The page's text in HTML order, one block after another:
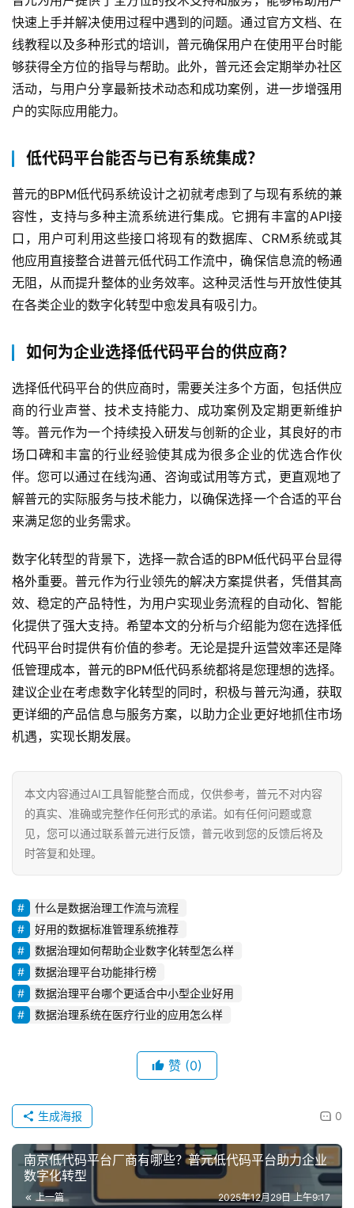
快速上手并解决使用过程中遇到的问题。通过官方文档、在
线教程以及多种形式的培训，普元确保用户在使用平台时能
够获得全方位的指导与帮助。此外，普元还会定期举办社区
活动，与用户分享最新技术动态和成功案例，进一步增强用
户的实际应用能力。
低代码平台能否与已有系统集成？
普元的BPM低代码系统设计之初就考虑到了与现有系统的兼
容性，支持与多种主流系统进行集成。它拥有丰富的API接
口，用户可利用这些接口将现有的数据库、CRM系统或其
他应用直接整合进普元低代码工作流中，确保信息流的畅通
无阻，从而提升整体的业务效率。这种灵活性与开放性使其
在各类企业的数字化转型中愈发具有吸引力。
如何为企业选择低代码平台的供应商？
选择低代码平台的供应商时，需要关注多个方面，包括供应
商的行业声誉、技术支持能力、成功案例及定期更新维护
等。普元作为一个持续投入研发与创新的企业，其良好的市
场口碑和丰富的行业经验使其成为很多企业的优选合作伙
伴。您可以通过在线沟通、咨询或试用等方式，更直观地了
解普元的实际服务与技术能力，以确保选择一个合适的平台
来满足您的业务需求。
数字化转型的背景下，选择一款合适的BPM低代码平台显得
格外重要。普元作为行业领先的解决方案提供者，凭借其高
效、稳定的产品特性，为用户实现业务流程的自动化、智能
化提供了强大支持。希望本文的分析与介绍能为您在选择低
代码平台时提供有价值的参考。无论是提升运营效率还是降
低管理成本，普元的BPM低代码系统都将是您理想的选择。
建议企业在考虑数字化转型的同时，积极与普元沟通，获取
更详细的产品信息与服务方案，以助力企业更好地抓住市场
机遇，实现长期发展。
本文内容通过AI工具智能整合而成，仅供参考，普元不对内容
的真实、准确或完整作任何形式的承诺。如有任何问题或意
见，您可以通过联系普元进行反馈，普元收到您的反馈后将及
时答复和处理。
什么是数据治理工作流与流程
好用的数据标准管理系统推荐
数据治理如何帮助企业数字化转型怎么样
数据治理平台功能排行榜
数据治理平台哪个更适合中小型企业好用
数据治理系统在医疗行业的应用怎么样
赞 (0)
0
生成海报
南京低代码平台厂商有哪些？普元低代码平台助力企业
数字化转型
上一篇 2025年12月29日 上午9:17